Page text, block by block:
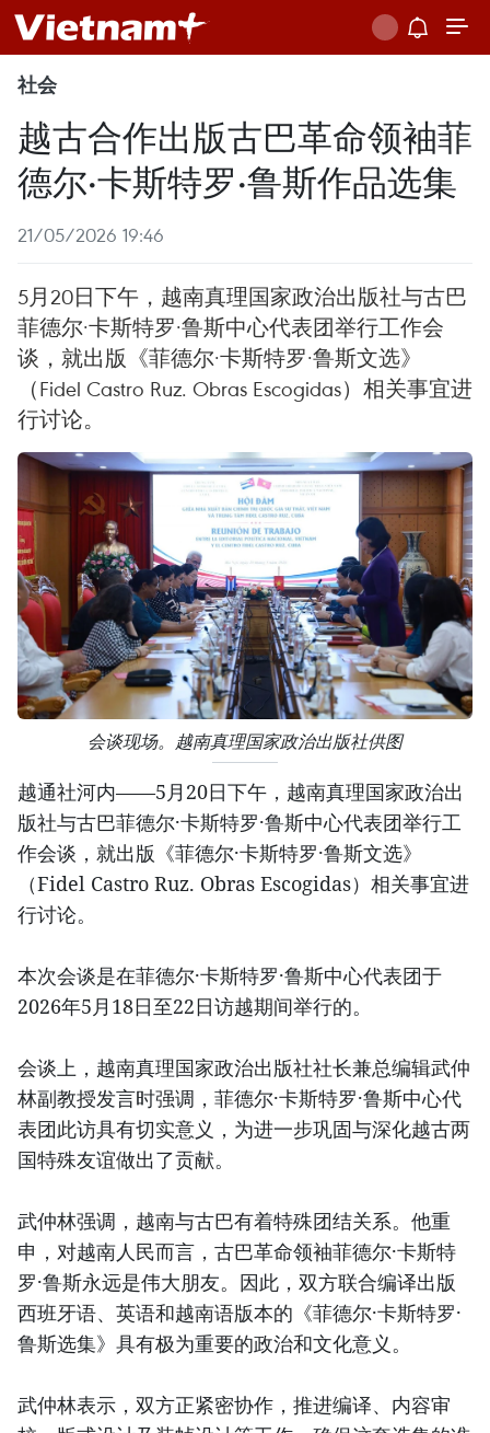
社会
越古合作出版古巴革命领袖菲
德尔·卡斯特罗·鲁斯作品选集
21/05/2026 19:46
5月20日下午，越南真理国家政治出版社与古巴
菲德尔·卡斯特罗·鲁斯中心代表团举行工作会
谈，就出版《菲德尔·卡斯特罗·鲁斯文选》
（Fidel Castro Ruz. Obras Escogidas）相关事宜进
行讨论。
会谈现场。越南真理国家政治出版社供图
越通社河内——5月20日下午，越南真理国家政治出
版社与古巴菲德尔·卡斯特罗·鲁斯中心代表团举行工
作会谈，就出版《菲德尔·卡斯特罗·鲁斯文选》
（Fidel Castro Ruz. Obras Escogidas）相关事宜进
行讨论。
本次会谈是在菲德尔·卡斯特罗·鲁斯中心代表团于
2026年5月18日至22日访越期间举行的。
会谈上，越南真理国家政治出版社社长兼总编辑武仲
林副教授发言时强调，菲德尔·卡斯特罗·鲁斯中心代
表团此访具有切实意义，为进一步巩固与深化越古两
国特殊友谊做出了贡献。
武仲林强调，越南与古巴有着特殊团结关系。他重
申，对越南人民而言，古巴革命领袖菲德尔·卡斯特
罗·鲁斯永远是伟大朋友。因此，双方联合编译出版
西班牙语、英语和越南语版本的《菲德尔·卡斯特罗·
鲁斯选集》具有极为重要的政治和文化意义。
武仲林表示，双方正紧密协作，推进编译、内容审